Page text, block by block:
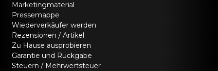
Marketingmaterial
Pressemappe
Wiederverkäufer werden
Rezensionen / Artikel
Zu Hause ausprobieren
Garantie und Rückgabe
Steuern / Mehrwertsteuer